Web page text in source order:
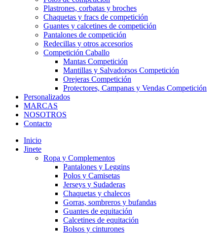
Plastrones, corbatas y broches
Chaquetas y fracs de competición
Guantes y calcetines de competición
Pantalones de competición
Redecillas y otros accesorios
Competición Caballo
Mantas Competición
Mantillas y Salvadorsos Competición
Orejeras Competición
Protectores, Campanas y Vendas Competición
Personalizados
MARCAS
NOSOTROS
Contacto
Inicio
Jinete
Ropa y Complementos
Pantalones y Leggins
Polos y Camisetas
Jerseys y Sudaderas
Chaquetas y chalecos
Gorras, sombreros y bufandas
Guantes de equitación
Calcetines de equitación
Bolsos y cinturones